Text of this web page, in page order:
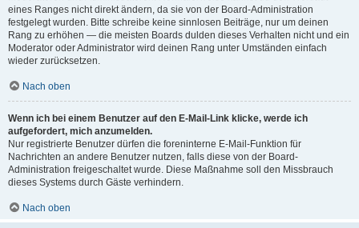
eines Ranges nicht direkt ändern, da sie von der Board-Administration
festgelegt wurden. Bitte schreibe keine sinnlosen Beiträge, nur um deinen
Rang zu erhöhen — die meisten Boards dulden dieses Verhalten nicht und ein
Moderator oder Administrator wird deinen Rang unter Umständen einfach
wieder zurücksetzen.
Nach oben
Wenn ich bei einem Benutzer auf den E-Mail-Link klicke, werde ich
aufgefordert, mich anzumelden.
Nur registrierte Benutzer dürfen die foreninterne E-Mail-Funktion für
Nachrichten an andere Benutzer nutzen, falls diese von der Board-
Administration freigeschaltet wurde. Diese Maßnahme soll den Missbrauch
dieses Systems durch Gäste verhindern.
Nach oben